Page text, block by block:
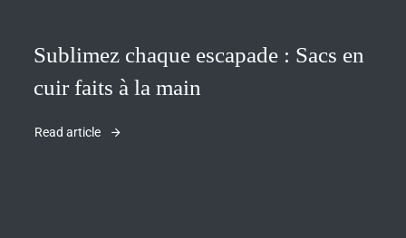
Sublimez chaque escapade : Sacs en
cuir faits à la main
Read article